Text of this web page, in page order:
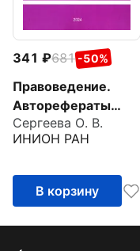
341 681 -50%
Правоведение.
Авторефераты
2021–2022
Сергеева О. В.
ИНИОН РАН
В корзину